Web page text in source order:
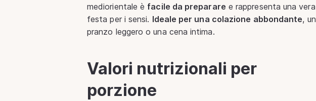
mediorientale è facile da preparare e rappresenta una vera
festa per i sensi. Ideale per una colazione abbondante, un
pranzo leggero o una cena intima.
Valori nutrizionali per
porzione